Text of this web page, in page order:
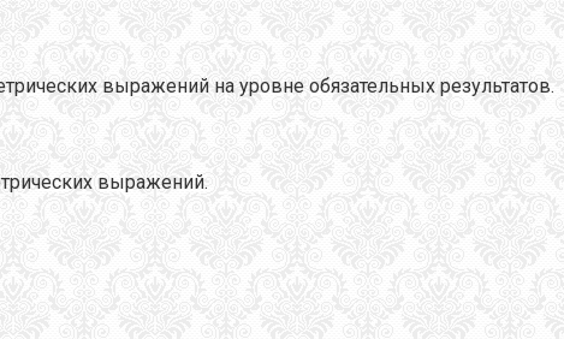
выражений на уровне обязательных результатов.
выражений.